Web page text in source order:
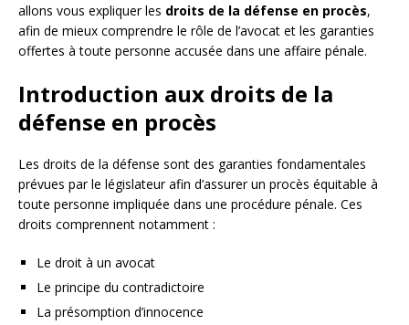
allons vous expliquer les droits de la défense en procès,
afin de mieux comprendre le rôle de l’avocat et les garanties
offertes à toute personne accusée dans une affaire pénale.
Introduction aux droits de la
défense en procès
Les droits de la défense sont des garanties fondamentales
prévues par le législateur afin d’assurer un procès équitable à
toute personne impliquée dans une procédure pénale. Ces
droits comprennent notamment :
Le droit à un avocat
Le principe du contradictoire
La présomption d’innocence